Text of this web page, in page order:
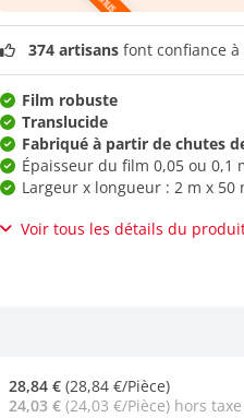
374 artisans font confiance
Film robuste
Translucide
Fabriqué à partir de chutes
Épaisseur du film 0,05 ou 0,1
Largeur x longueur : 2 m x 50
Voir tous les détails du
28,84 € (28,84 €/Pièce)
24,03 € (24,03 €/Pièce) hors taxe